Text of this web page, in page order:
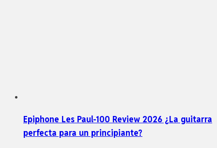
Epiphone Les Paul-100 Review 2026 ¿La guitarra
perfecta para un principiante?